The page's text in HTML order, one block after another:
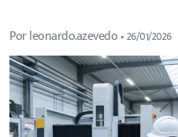
Porleonardo.azevedo•26/01/2026